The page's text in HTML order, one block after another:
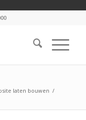
laten bouwen /